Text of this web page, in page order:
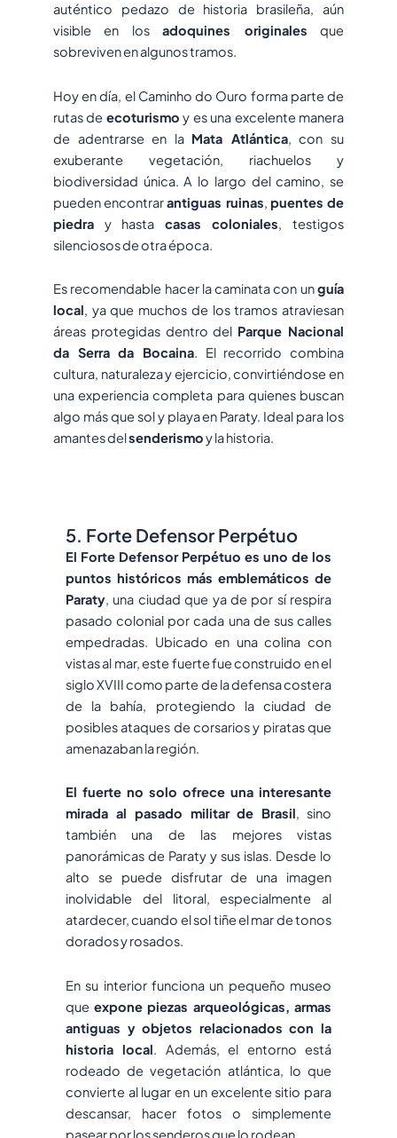
auténtico pedazo de historia brasileña, aún
visible en losadoquines originales que
sobreviven en algunos tramos.
Hoy en día, el Caminho do Ouro forma parte de
rutas de ecoturismo y es una excelente manera
de adentrarse en la Mata Atlántica, con su
exuberante vegetación, riachuelos y
biodiversidad única. A lo largo del camino, se
pueden encontrarantiguas ruinas, puentes de
piedra y hasta casas coloniales, testigos
silenciosos de otra época.
Es recomendable hacer la caminata con unguía
local, ya que muchos de los tramos atraviesan
áreas protegidas dentro del Parque Nacional
da Serra da Bocaina. El recorrido combina
cultura, naturaleza y ejercicio, convirtiéndose en
una experiencia completa para quienes buscan
algo más que sol y playa en Paraty. Ideal para los
amantes delsenderismoy la historia.
5. Forte Defensor Perpétuo
El Forte Defensor Perpétuo es uno de los
puntos históricos más emblemáticos de
Paraty, una ciudad que ya de por sí respira
pasado colonial por cada una de sus calles
empedradas. Ubicado en una colina con
vistas al mar, este fuerte fue construido en el
siglo XVIII como parte de la defensa costera
de la bahía, protegiendo la ciudad de
posibles ataques de corsarios y piratas que
amenazaban la región.
El fuerte no solo ofrece una interesante
mirada al pasado militar de Brasil, sino
también una de las mejores vistas
panorámicas de Paraty y sus islas. Desde lo
alto se puede disfrutar de una imagen
inolvidable del litoral, especialmente al
atardecer, cuando el sol tiñe el mar de tonos
dorados y rosados.
En su interior funciona un pequeño museo
que expone piezas arqueológicas, armas
antiguas y objetos relacionados con la
historia local. Además, el entorno está
rodeado de vegetación atlántica, lo que
convierte al lugar en un excelente sitio para
descansar, hacer fotos o simplemente
pasear por los senderos que lo rodean.